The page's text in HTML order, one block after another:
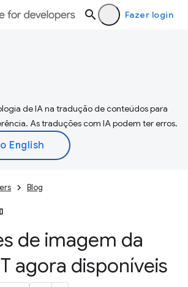
Fazer login
de IA na tradução de conteúdos para
As traduções com IA podem ter erros.
Blog
de imagem da
agora disponíveis